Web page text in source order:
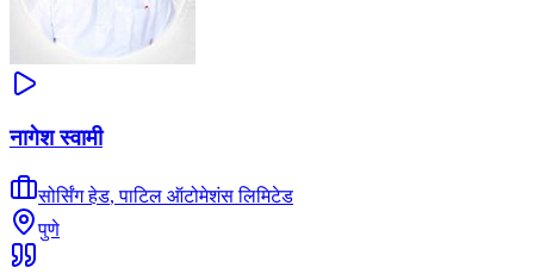
नागेश स्वामी
सोर्सिंग हेड,पाटिल ऑटोमेशंस लिमिटेड
पुणे